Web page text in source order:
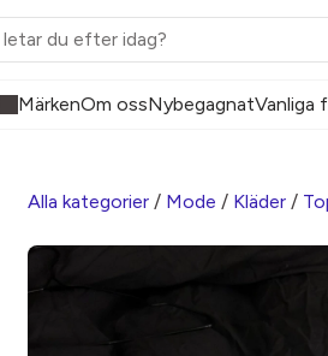
MärkenOm ossNybegagnatVanliga
Alla kategorier / Mode / Kläder /